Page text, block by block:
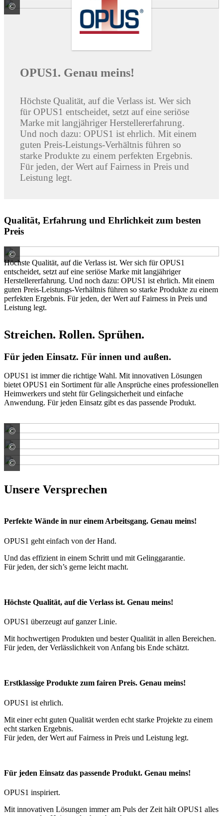
© © deagreez / stock.adobe.com
OPUS1. Genau meins!
Höchste Qualität, auf die Verlass ist. Wer sich
für OPUS1 entscheidet, setzt auf eine seriöse
Marke mit langjähriger Herstellererfahrung.
Und noch dazu: OPUS1 ist ehrlich. Mit einem
guten Preis-Leistungs-Verhältnis führen so
starke Produkte zu einem perfekten Ergebnis.
Für jeden, der Wert auf Fairness in Preis und
Leistung legt.
Qualität, Erfahrung und Ehrlichkeit zum besten
Preis
©
© stock.adobe.com
Höchste Qualität, auf die Verlass ist. Wer sich für OPUS1
entscheidet, setzt auf eine seriöse Marke mit langjähriger
Herstellererfahrung. Und noch dazu: OPUS1 ist ehrlich. Mit einem
guten Preis-Leistungs-Verhältnis führen so starke Produkte zu einem
perfekten Ergebnis. Für jeden, der Wert auf Fairness in Preis und
Leistung legt.
Streichen. Rollen. Sprühen.
Für jeden Einsatz. Für innen und außen.
OPUS1 ist immer die richtige Wahl. Mit innovativen Lösungen
bietet OPUS1 ein Sortiment für alle Ansprüche eines professionellen
Heimwerkers und steht für Gelingsicherheit und einfache
Anwendung. Für jeden Einsatz gibt es das passende Produkt.
© © Ms VectorPlus / stock.adobe.com
© © hanohiki / stock.adobe.com
© © papinou / stock.adobe.com
Unsere Versprechen
Perfekte Wände in nur einem Arbeitsgang. Genau meins!
OPUS1 geht einfach von der Hand.
Und das effizient in einem Schritt und mit Gelinggarantie.
Für jeden, der sich’s gerne leicht macht.
Höchste Qualität, auf die Verlass ist. Genau meins!
OPUS1 überzeugt auf ganzer Linie.
Mit hochwertigen Produkten und bester Qualität in allen Bereichen.
Für jeden, der Verlässlichkeit von Anfang bis Ende schätzt.
Erstklassige Produkte zum fairen Preis. Genau meins!
OPUS1 ist ehrlich.
Mit einer echt guten Qualität werden echt starke Projekte zu einem
echt starken Ergebnis.
Für jeden, der Wert auf Fairness in Preis und Leistung legt.
Für jeden Einsatz das passende Produkt. Genau meins!
OPUS1 inspiriert.
Mit innovativen Lösungen immer am Puls der Zeit hält OPUS1 alles